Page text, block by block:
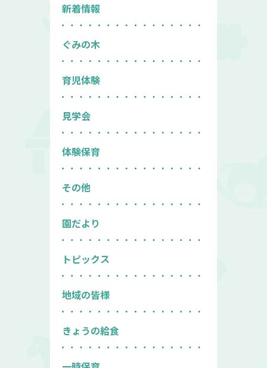
新着情報
ぐみの木
育児体験
見学会
体験保育
その他
園だより
トピックス
地域の皆様
きょうの給食